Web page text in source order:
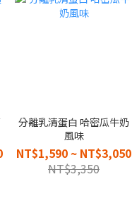
分離乳清蛋白 哈密瓜牛奶
風味
NT$1,590 ~ NT$3,050
NT$3,350